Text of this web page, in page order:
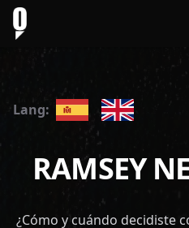
Lang:
RAMSEY
¿Cómo y cuándo decidiste